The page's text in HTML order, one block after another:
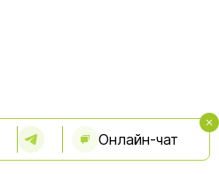
Онлайн-чат